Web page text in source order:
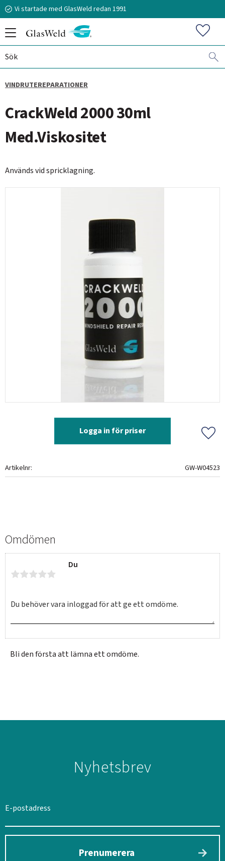
Vi startade med GlasWeld redan 1991
VINDRUTEREPARATIONER
CrackWeld 2000 30ml
Med.Viskositet
Används vid spricklagning.
Logga in för priser
Artikelnr GW-W04523
Omdömen
Du
Bli den första att lämna ett omdöme.
Nyhetsbrev
Prenumerera
070-394 51 12